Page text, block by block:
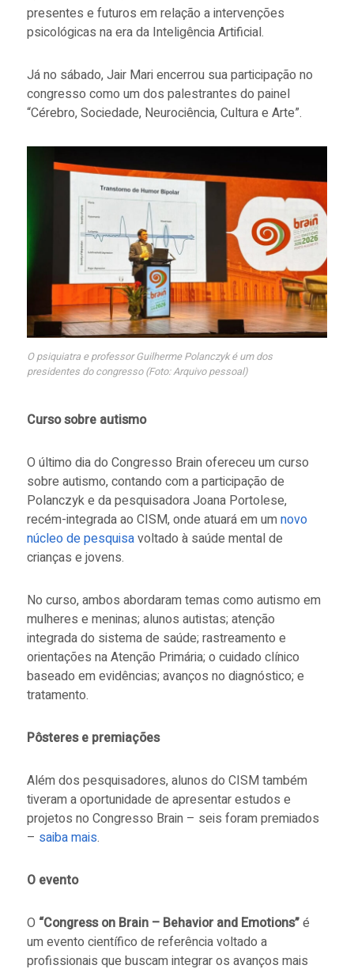
presentes e futuros em relação a intervenções
psicológicas na era da Inteligência Artificial.
Já no sábado, Jair Mari encerrou sua participação no
congresso como um dos palestrantes do painel
“Cérebro, Sociedade, Neurociência, Cultura e Arte”.
O psiquiatra e professor Guilherme Polanczyk é um dos
presidentes do congresso (Foto: Arquivo pessoal)
Curso sobre autismo
O último dia do Congresso Brain ofereceu um curso
sobre autismo, contando com a participação de
Polanczyk e da pesquisadora Joana Portolese,
recém-integrada ao CISM, onde atuará em umnovo
núcleo de pesquisavoltado à saúde mental de
crianças e jovens.
No curso, ambos abordaram temas como autismo em
mulheres e meninas; alunos autistas; atenção
integrada do sistema de saúde; rastreamento e
orientações na Atenção Primária; o cuidado clínico
baseado em evidências; avanços no diagnóstico; e
tratamento.
Pôsteres e premiações
Além dos pesquisadores, alunos do CISM também
tiveram a oportunidade de apresentar estudos e
projetos no Congresso Brain – seis foram premiados
– saiba mais.
O evento
O “Congress on Brain – Behavior and Emotions”é
um evento científico de referência voltado a
profissionais que buscam integrar os avanços mais